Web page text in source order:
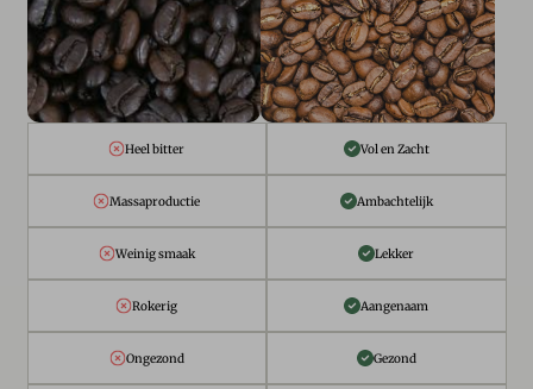
Heel bitter Vol en Zacht
Massaproductie Ambachtelijk
Weinig smaak Lekker
Rokerig Aangenaam
Ongezond Gezond